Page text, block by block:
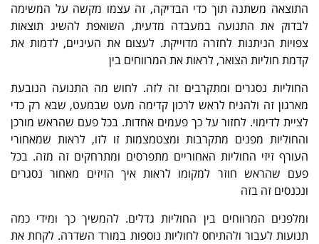
התוצאה משתנה תוך כדי הבדיקה, זה עצמו מקשה על המשימה
לבדוק את התנועה במעבדה מדעית, השואפת להשיג תוצאות
צפויות הניתנות לחזרה מדוייקת. לעצום את העיניים, לדמות את
קדמת חוליות הצואר, לראות את המרווחים בין
החוליות נסגרים ומתקרבים זה לזה. לחוש מה התנועה הנובעת
מארגון זה ולהניח לראש לרכון קדימה מעט שבמעט, שבא רק כדי
לציית לדימוי. לחזור על כך פעמים אחדות. בכל פעם שהראש מורכן
והחוליות מפנים מתקרבות ומצטמצמות זו לזו, לראות שמאחורי
העורף זיזי החוליות האחוריים מתפרסים ומתרחקים זה מזה. בכל
פעם שהראש חוזר למקומו לראות איך הזיזים מאחור נסגרים
ונכנסים זה בזה
ומלפנים המרווחים בין החוליות גדלים. להמשיך כך ומידי כמה
תנועות לעבור ולהתיחס לחוליות נוספות במורד השדרה. לקחת את